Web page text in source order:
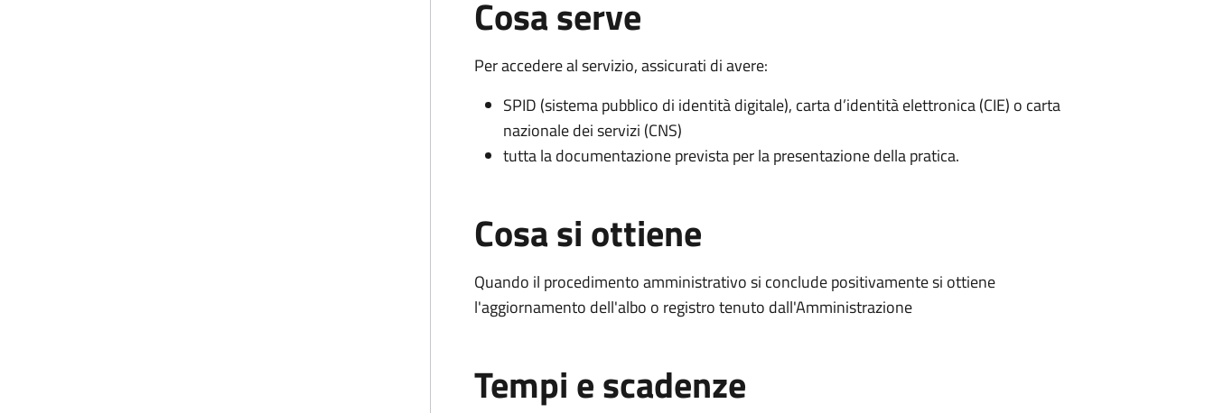
Cosa serve
Per accedere al servizio, assicurati di avere:
SPID (sistema pubblico di identità digitale), carta d’identità elettronica (CIE) o carta
nazionale dei servizi (CNS)
tutta la documentazione prevista per la presentazione della pratica.
Cosa si ottiene
Quando il procedimento amministrativo si conclude positivamente si ottiene
l'aggiornamento dell'albo o registro tenuto dall'Amministrazione
Tempi e scadenze